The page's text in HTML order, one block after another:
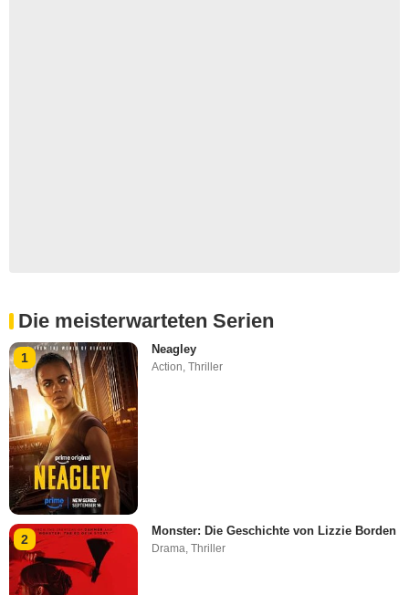
Die meisterwarteten Serien
1
Neagley
Action,Thriller
2
Monster: Die Geschichte von Lizzie Borden
Drama ,Thriller